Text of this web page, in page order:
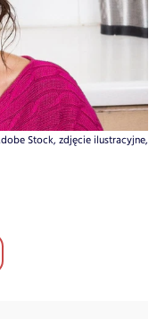
Stock, zdjęcie ilustracyjne,